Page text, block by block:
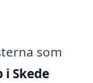
som
Skede